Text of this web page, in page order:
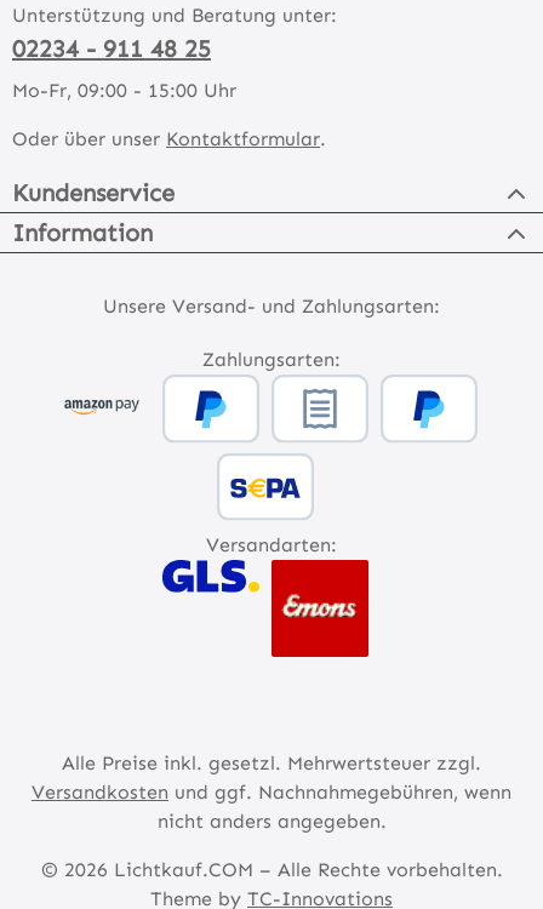
Unterstützung und Beratung unter:
02234 - 911 48 25
Mo-Fr, 09:00 - 15:00 Uhr
Oder über unser Kontaktformular.
Kundenservice
Information
Unsere Versand- und Zahlungsarten:
Zahlungsarten:
Versandarten:
Alle Preise inkl. gesetzl. Mehrwertsteuer zzgl.
Versandkosten und ggf. Nachnahmegebühren, wenn
nicht anders angegeben.
© 2026 Lichtkauf.COM – Alle Rechte vorbehalten.
Theme by TC-Innovations